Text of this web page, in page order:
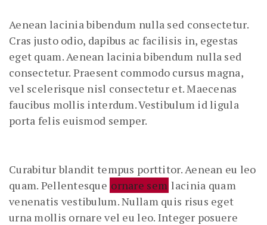
Aenean lacinia bibendum nulla sed consectetur.
Cras justo odio, dapibus ac facilisis in, egestas
eget quam. Aenean lacinia bibendum nulla sed
consectetur. Praesent commodo cursus magna,
vel scelerisque nisl consectetur et. Maecenas
faucibus mollis interdum. Vestibulum id ligula
porta felis euismod semper.
Curabitur blandit tempus porttitor. Aenean eu leo
quam. Pellentesque ornare sem lacinia quam
venenatis vestibulum. Nullam quis risus eget
urna mollis ornare vel eu leo. Integer posuere